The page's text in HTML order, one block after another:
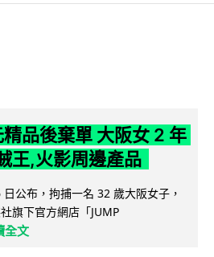
品後棄單 大阪女 2 年
王,火影周邊產品
公布，拘捕一名 32 歲大阪女子，
旗下官方網店「JUMP
全文